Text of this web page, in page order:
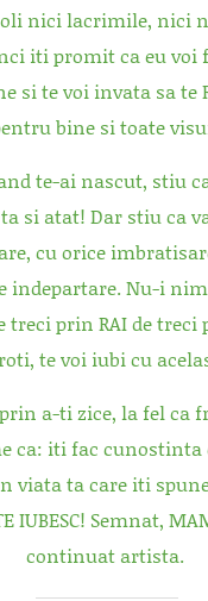
nici lacrimile, nici
iti promit ca eu voi
si te voi invata sa te
bine si toate
te-ai nascut, stiu
si atat! Dar stiu ca
cu orice
indepartare. Nu-i
treci prin RAI de treci
te voi iubi cu
a-ti zice, la fel ca
ca: iti fac cunostinta
viata ta care iti
IUBESC! Semnat,
continuat artista.